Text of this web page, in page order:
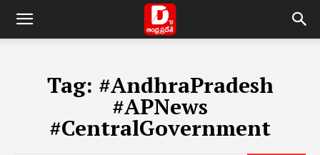
Tag: #AndhraPradesh
#APNews
#CentralGovernment